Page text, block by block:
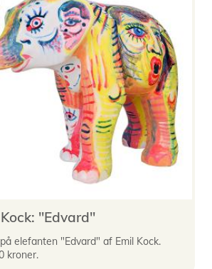
"Edvard"
elefanten "Edvard" af Emil Kock.
kroner.